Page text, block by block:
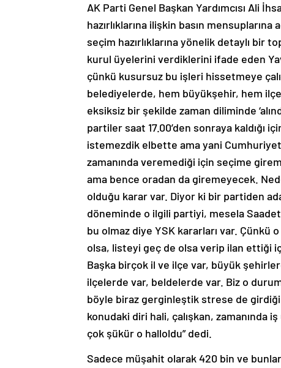
AK Parti Genel Başkan Yardımcısı Ali
hazırlıklarına ilişkin basın
seçim hazırlıklarına yönelik detaylı bir
kurul üyelerini verdiklerini ifade eden
çünkü kusursuz bu işleri hissetmeye
belediyelerde, hem büyükşehir, hem
eksiksiz bir şekilde zaman diliminde
partiler saat 17.00’den sonraya kaldığı
istemezdik elbette ama yani Cumhuriyet
zamanında veremediği için seçime
ama bence oradan da giremeyecek.
olduğu karar var. Diyor ki bir partiden
döneminde o ilgili partiyi, mesela
bu olmaz diye YSK kararları var. Çünkü
olsa, listeyi geç de olsa verip ilan ettiği
Başka birçok il ve ilçe var, büyük
ilçelerde var, beldelerde var. Biz o
böyle biraz gerginleştik strese de
konudaki diri hali, çalışkan, zamanında
çok şükür o halloldu” dedi.
Sadece müşahit olarak 420 bin ve